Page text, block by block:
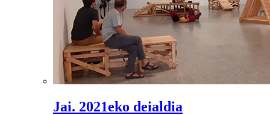
Jai. 2021eko deialdia